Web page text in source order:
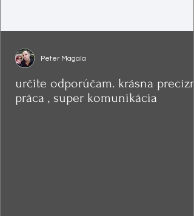
určite odporúčam. krásna
práca , super komunikácia
Peter Magala